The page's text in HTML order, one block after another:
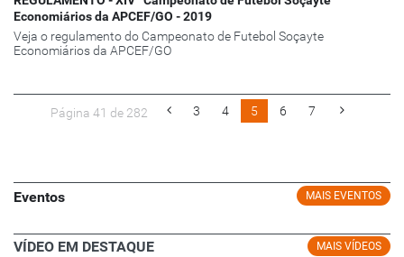
Economiários da APCEF/GO - 2019
Veja o regulamento do Campeonato de Futebol Soçayte
Economiários da APCEF/GO
Página 41 de 282 3 4 5 6 7
MAIS EVENTOS
Eventos
MAIS VÍDEOS
VÍDEO EM DESTAQUE